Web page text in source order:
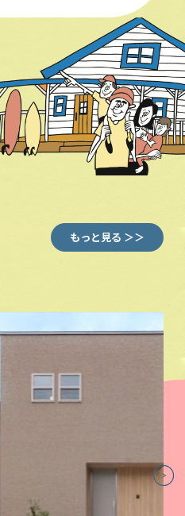
もっと見る ＞＞